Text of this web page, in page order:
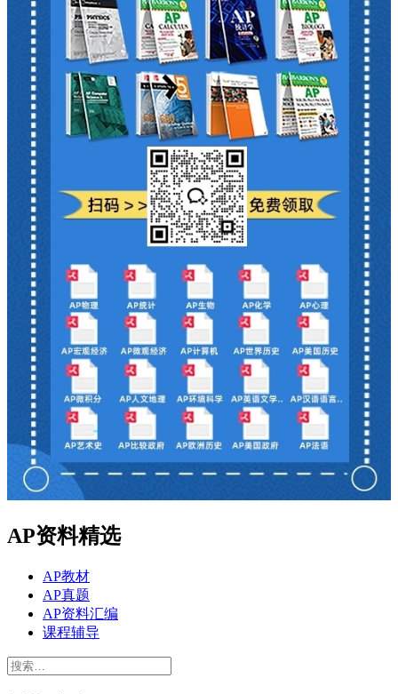
AP资料精选
AP教材
AP真题
AP资料汇编
课程辅导
搜